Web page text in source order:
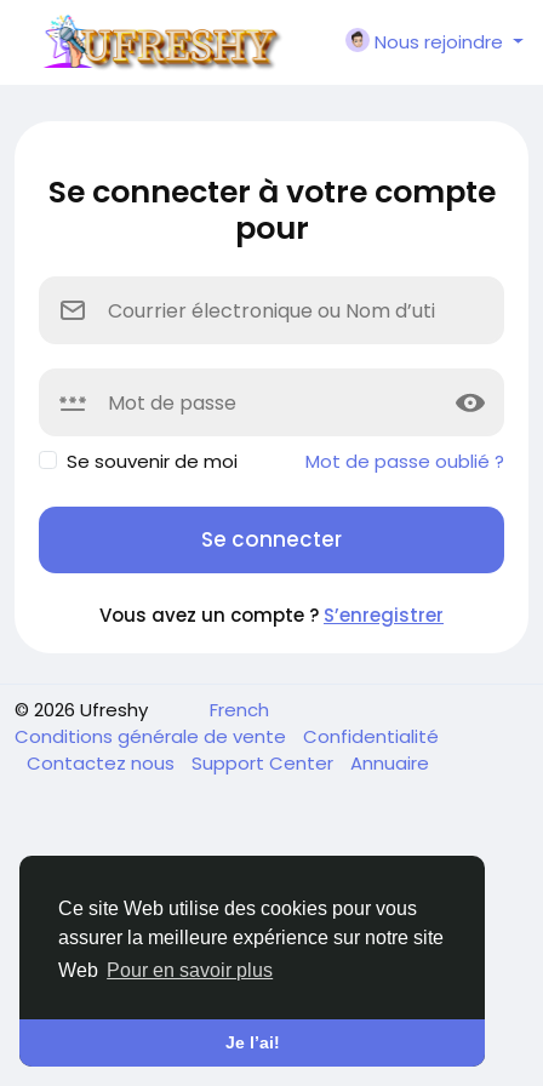
Ce site Web utilise des cookies pour vous
assurer la meilleure expérience sur notre site
Web Pour en savoir plus
Je l’ai!
Nous rejoindre
Se connecter à votre compte
pour
Se souvenir de moi Mot de passe oublié ?
Se connecter
Vous avez un compte ? S’enregistrer
© 2026 Ufreshy
French
Conditions générale de vente
Confidentialité
Contactez nous
Support Center Annuaire